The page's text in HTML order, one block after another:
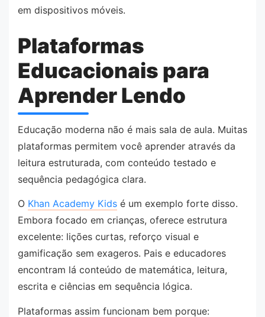
em dispositivos móveis.
Plataformas
Educacionais para
Aprender Lendo
Educação moderna não é mais sala de aula. Muitas
plataformas permitem você aprender através da
leitura estruturada, com conteúdo testado e
sequência pedagógica clara.
O Khan Academy Kids é um exemplo forte disso.
Embora focado em crianças, oferece estrutura
excelente: lições curtas, reforço visual e
gamificação sem exageros. Pais e educadores
encontram lá conteúdo de matemática, leitura,
escrita e ciências em sequência lógica.
Plataformas assim funcionam bem porque: